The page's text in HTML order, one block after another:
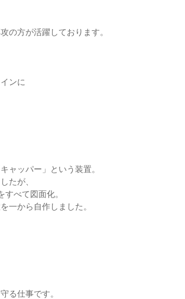
の方が活躍しております。
ンに
ャッパー」という装置。
たが、
べて図面化。
一から自作しました。
る仕事です。